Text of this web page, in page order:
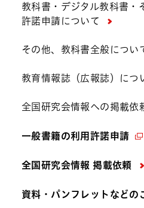
教科書・デジタル教科書・
許諾申請について
その他、教科書全般につい
教育情報誌（広報誌）につ
全国研究会情報への掲載依
一般書籍の利用許諾申請
全国研究会情報 掲載依頼
資料・パンフレットなどの